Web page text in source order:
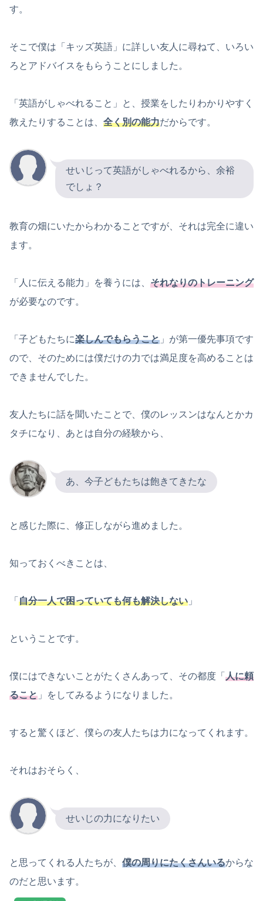
す。
そこで僕は「キッズ英語」に詳しい友人に尋ねて、いろい
ろとアドバイスをもらうことにしました。
「英語がしゃべれること」と、授業をしたりわかりやすく
教えたりすることは、 全く別の能力だからです。
せいじって英語がしゃべれるから、余裕
でしょ？
教育の畑にいたからわかることですが、それは完全に違い
ます。
「人に伝える能力」を養うには、 それなりのトレーニング
が必要なのです。
「子どもたちに楽しんでもらうこと 」が第一優先事項です
ので、そのためには僕だけの力では満足度を高めることは
できませんでした。
友人たちに話を聞いたことで、僕のレッスンはなんとかカ
タチになり、あとは自分の経験から、
あ、今子どもたちは飽きてきたな
と感じた際に、修正しながら進めました。
知っておくべきことは、
「 自分一人で困っていても何も解決しない 」
ということです。
僕にはできないことがたくさんあって、その都度「 人に頼
ること 」をしてみるようになりました。
すると驚くほど、僕らの友人たちは力になってくれます。
それはおそらく、
せいじの力になりたい
と思ってくれる人たちが、 僕の周りにたくさんいるからな
のだと思います。